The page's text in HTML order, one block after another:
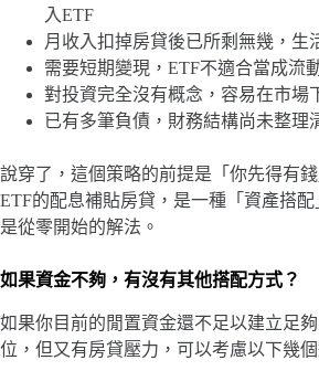
入ETF
月收入扣掉房貸後已所剩無幾，生
需要短期變現，ETF不適合當成流
對投資完全沒有概念，容易在市場
已有多筆負債，財務結構尚未整理
說穿了，這個策略的前提是「你先得有
ETF的配息補貼房貸，是一種「資產搭
是從零開始的解法。
如果資金不夠，有沒有其他搭配方式？
如果你目前的閒置資金還不足以建立足
位，但又有房貸壓力，可以考慮以下幾個